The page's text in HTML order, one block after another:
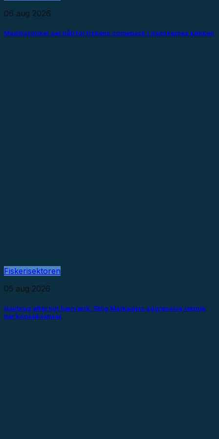
06 aug 2026
Madhistoriker ser håb for fiskens comeback i danskernes køkken
Fiskerisektoren
05 aug 2026
Havbrug efter nyt hærværk: Stiig Markagers aggressive retorik
har konsekvenser